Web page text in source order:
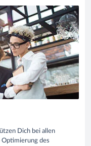
Dich bei allen
Optimierung des